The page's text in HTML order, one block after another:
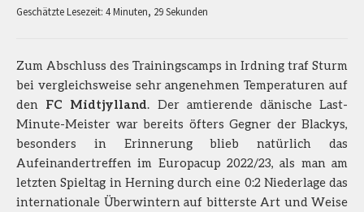
Geschätzte Lesezeit: 4 Minuten, 29 Sekunden
Zum Abschluss des Trainingscamps in Irdning traf Sturm
bei vergleichsweise sehr angenehmen Temperaturen auf
den FC Midtjylland. Der amtierende dänische Last-
Minute-Meister war bereits öfters Gegner der Blackys,
besonders in Erinnerung blieb natürlich das
Aufeinandertreffen im Europacup 2022/23, als man am
letzten Spieltag in Herning durch eine 0:2 Niederlage das
internationale Überwintern auf bitterste Art und Weise